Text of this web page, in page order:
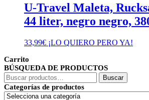
U-Travel Maleta,
44 liter, negro negro,
33,99€ ¡LO QUIERO PERO YA!
Carrito
BÚSQUEDA DE PRODUCTOS
Buscar
por:
Buscar
Categorías de productos